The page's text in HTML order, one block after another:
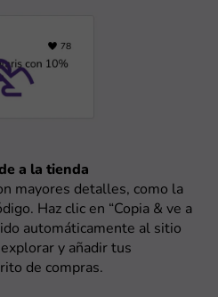
a la tienda
mayores detalles, como la
Haz clic en “Copia & ve a
automáticamente al sitio
y añadir tus
de compras.